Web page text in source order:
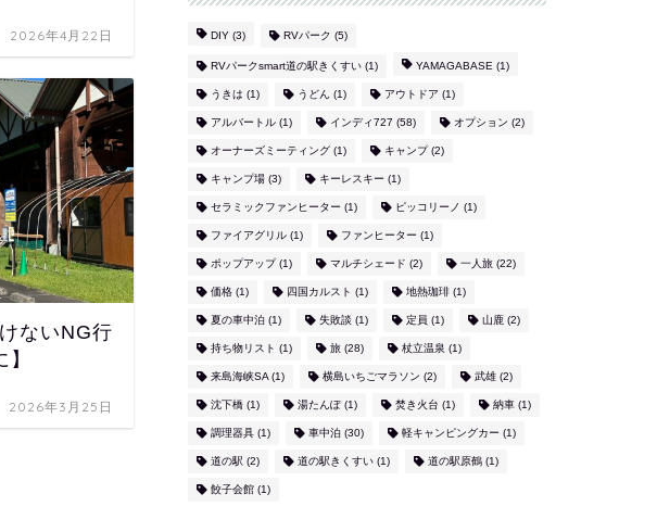
2026年4月22日
ないNG行
2026年3月25日
DIY(3) RVパーク (5)
RVパークsmart道の駅きくすい(1) YAMAGABASE (1)
うきは (1) うどん (1) アウトドア (1)
アルバートル(1) インディ727 (58) オプション (2)
オーナーズミーティング(1) キャンプ(2)
キャンプ場(3) キーレスキー (1)
セラミックファンヒーター (1) ピッコリーノ (1)
ファイアグリル(1) ファンヒーター (1)
ポップアップ(1) マルチシェード (2) 一人旅(22)
価格(1) 四国カルスト (1) 地熱珈琲(1)
夏の車中泊(1) 失敗談 (1) 定員 (1) 山鹿(2)
持ち物リスト (1) 旅(28) 杖立温泉 (1)
来島海峡SA(1) 横島いちごマラソン (2) 武雄(2)
沈下橋(1) 湯たんぽ(1) 焚き火台 (1) 納車(1)
調理器具(1) 車中泊(30) 軽キャンピングカー (1)
道の駅 (2) 道の駅きくすい(1) 道の駅原鶴(1)
餃子会館(1)